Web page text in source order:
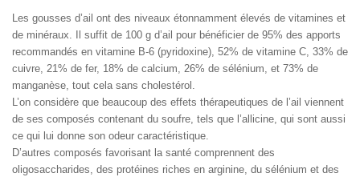
Les gousses d’ail ont des niveaux étonnamment élevés de vitamines et
de minéraux. Il suffit de 100 g d’ail pour bénéficier de 95% des apports
recommandés en vitamine B-6 (pyridoxine), 52% de vitamine C, 33% de
cuivre, 21% de fer, 18% de calcium, 26% de sélénium, et 73% de
manganèse, tout cela sans cholestérol.
L’on considère que beaucoup des effets thérapeutiques de l’ail viennent
de ses composés contenant du soufre, tels que l’allicine, qui sont aussi
ce qui lui donne son odeur caractéristique.
D’autres composés favorisant la santé comprennent des
oligosaccharides, des protéines riches en arginine, du sélénium et des